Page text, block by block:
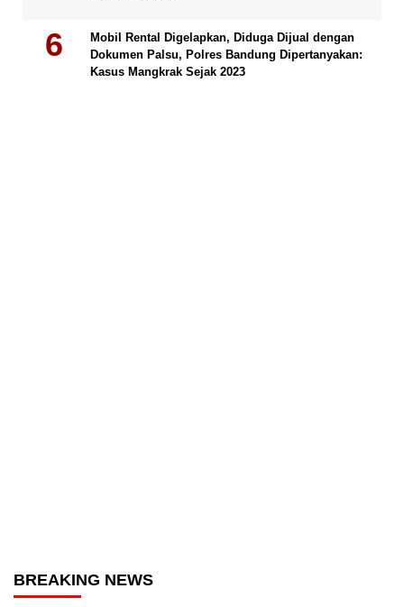
Mobil Rental Digelapkan, Diduga Dijual dengan
Dokumen Palsu, Polres Bandung Dipertanyakan:
Kasus Mangkrak Sejak 2023
BREAKING NEWS